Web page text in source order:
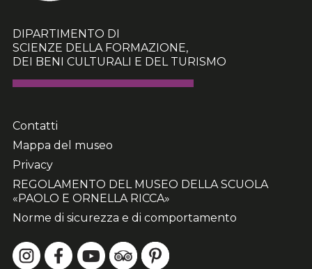
DIPARTIMENTO DI
SCIENZE DELLA FORMAZIONE,
DEI BENI CULTURALI E DEL TURISMO
Contatti
Mappa del museo
Privacy
REGOLAMENTO DEL MUSEO DELLA SCUOLA
«PAOLO E ORNELLA RICCA»
Norme di sicurezza e di comportamento